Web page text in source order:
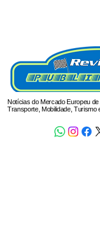
Notícias do Mercado Europeu de
Transporte, Mobilidade, Turismo